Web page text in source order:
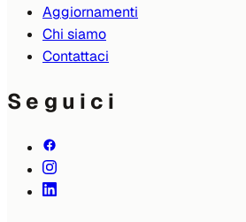
Aggiornamenti
Chi siamo
Contattaci
Seguici